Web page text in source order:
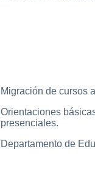
Migración de cursos
Orientaciones
presenciales.
Departamento de